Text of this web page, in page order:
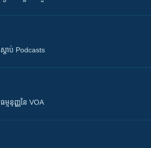
ស្តាប់ Podcasts
ធម្មនុញ្ញ​នៃ VOA